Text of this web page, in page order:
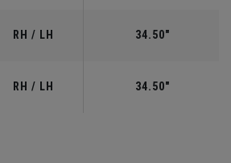
RH / LH 34.50"
RH / LH 34.50"